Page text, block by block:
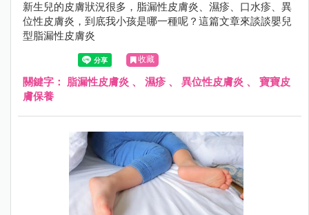
新生兒的皮膚狀況很多，脂漏性皮膚炎、濕疹、口水疹、異
位性皮膚炎，到底我小孩是哪一種呢？這篇文章來談談嬰兒
型脂漏性皮膚炎
收藏
關鍵字： 脂漏性皮膚炎 、 濕疹 、 異位性皮膚炎 、 寶寶皮
膚保養